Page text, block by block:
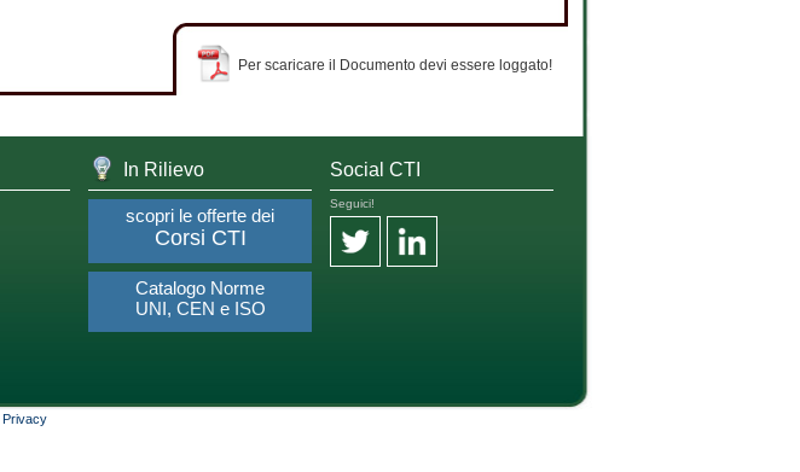
Per scaricare il Documento devi essere loggato!
In Rilievo
scopri le offerte dei
Corsi CTI
Catalogo Norme
UNI, CEN e ISO
Social CTI
Seguici!
Privacy